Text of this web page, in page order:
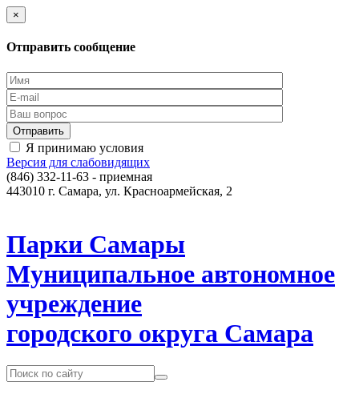
×
Отправить сообщение
Я принимаю условия
Версия для слабовидящих
(846) 332-11-63 - приемная
443010 г. Самара, ул. Красноармейская, 2
Парки Самары
Муниципальное автономное
учреждение
городского округа Самара